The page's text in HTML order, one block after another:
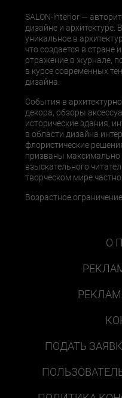
SALON-interior —
дизайне и архитектуре.
уникальное в
что создается в стране
отражение в журнале,
в курсе современных
дизайна.
События в
декора, обзоры
исторические здания,
в области дизайна
флористические
призваны
взыскательного
творческом мире
Возрастное
О
ПОДАТЬ